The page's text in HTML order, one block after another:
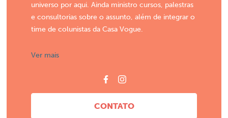
universo por aqui. Ainda ministro cursos, palestras
e consultorias sobre o assunto, além de integrar o
time de colunistas da Casa Vogue.
Ver mais
CONTATO